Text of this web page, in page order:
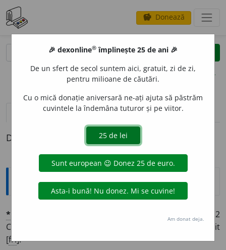
savings Donează
clear
opțiuni
definiții (1) pronunțievolume_up (50)
Definiția cu ID-ul 1381828:
Explicative DEX
*
2
Care arată, dovedește inteligență
3 Priceput, iscusit
[fr.].
🎉 dexonline® împlinește 25 de ani 🎉
De un sfert de secol suntem aici, gratuit, zi de zi,
pentru milioane de căutări.
Cu o mică donație aniversară ne-ați ajuta să păstrăm
cuvintele la îndemâna tuturor și pe viitor.
Am donat deja.